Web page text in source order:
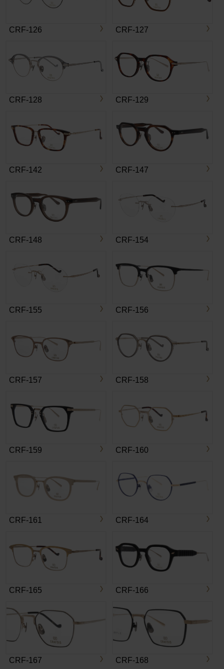
CRF-126 CRF-127
CRF-128 CRF-129
CRF-142 CRF-147
CRF-148 CRF-154
CRF-155 CRF-156
CRF-157 CRF-158
CRF-159 CRF-160
CRF-161 CRF-164
CRF-165 CRF-166
CRF-167 CRF-168